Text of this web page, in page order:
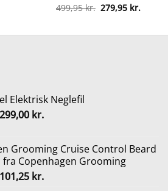
499,95kr. Den
oprindelige
499,95 kr..
279,95 kr.
Elektrisk Neglefil
Den
kr..
299,00 kr.Den
er:
299,00 kr..
Grooming Cruise Control Beard
fra Copenhagen Grooming
Den
101,25 kr.Den